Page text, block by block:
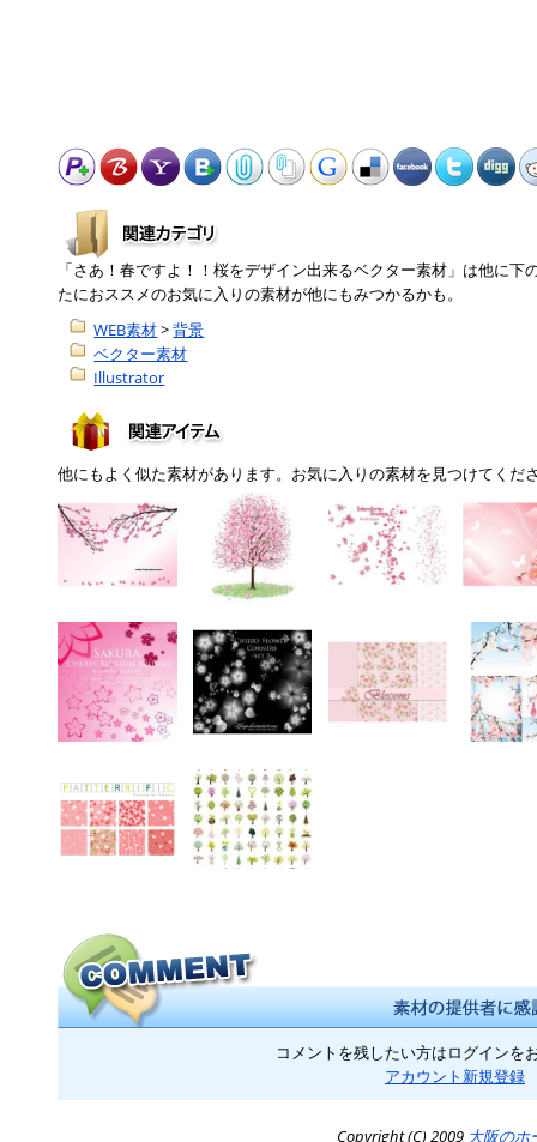
「さあ！春ですよ！！桜をデザイン出来るベクター素材」は他に
たにおススメのお気に入りの素材が他にもみつかるかも。
WEB素材>背景
ベクター素材
Illustrator
他にもよく似た素材があります。お気に入りの素材を見つけてくだ
コメントを残したい方はログインを
アカウント新規登録
Copyright (C) 2009 大阪のホ